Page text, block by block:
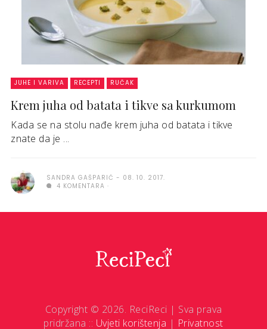
JUHE I VARIVA RECEPTI RUČAK
Krem juha od batata i tikve sa kurkumom
Kada se na stolu nađe krem juha od batata i tikve
znate da je ...
SANDRA GAŠPARIĆ
08. 10. 2017.
4 KOMENTARA
Copyright © 2026. ReciReci | Sva prava
pridržana :: Uvjeti korištenja | Privatnost